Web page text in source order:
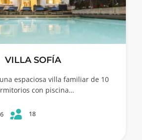
VILLA SOFÍA
espaciosa villa familiar de 10
con piscina…
6 18